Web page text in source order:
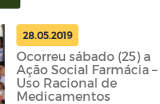
28.05.2019
Ocorreu sábado (25) a
Ação Social Farmácia –
Uso Racional de
Medicamentos